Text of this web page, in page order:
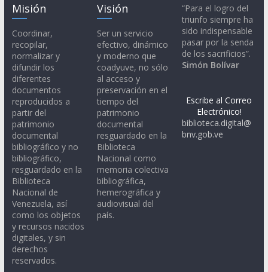
Misión
Coordinar,
recopilar,
normalizar y
difundir los
diferentes
documentos
reproducidos a
partir del
patrimonio
documental
bibliográfico y no
bibliográfico,
resguardado en la
Biblioteca
Nacional de
Venezuela, así
como los objetos
y recursos nacidos
digitales, y sin
derechos
reservados.
Visión
Ser un servicio
efectivo, dinámico
y moderno que
coadyuve, no sólo
al acceso y
preservación en el
tiempo del
patrimonio
documental
resguardado en la
Biblioteca
Nacional como
memoria colectiva
bibliográfica,
hemerográfica y
audiovisual del
país.
“Para el logro del
triunfo siempre ha
sido indispensable
pasar por la senda
de los sacrificios”.
Simón Bolívar
Escribe al Correo
Electrónico!
biblioteca.digital@
bnv.gob.ve